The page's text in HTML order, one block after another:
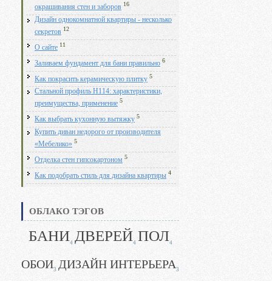
окрашивания стен и заборов 16
Дизайн однокомнатной квартиры - несколько
секретов 12
О сайте 11
Заливаем фундамент для бани правильно 6
Как покрасить керамическую плитку 5
Стальной профиль Н114: характеристики,
преимущества, применение 5
Как выбрать кухонную вытяжку 5
Купить диван недорого от производителя
«Мебелико» 5
Отделка стен гипсокартоном 5
Как подобрать стиль для дизайна квартиры 4
ОБЛАКО ТЭГОВ
БАНИ4 ДВЕРЕЙ4 ПОЛ4
ОБОИ3 ДИЗАЙН ИНТЕРЬЕРА3